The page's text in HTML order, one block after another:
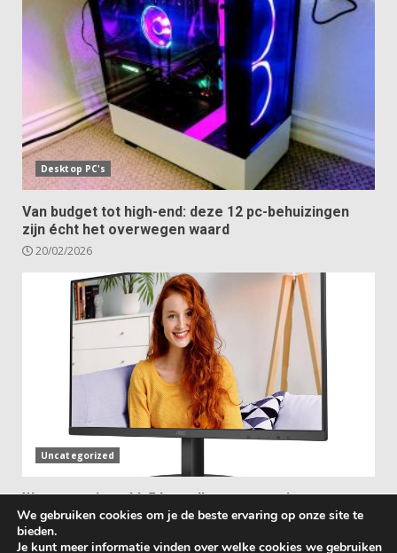
Desktop PC's
Van budget tot high-end: deze 12 pc-behuizingen
zijn écht het overwegen waard
20/02/2026
Uncategorized
Waar voor je geld: 5 betaalbare pc-monitoren met
ingebouwde luidsprekers
31/01/2026
We gebruiken cookies om je de beste ervaring op onze site te
bieden.
Je kunt meer informatie vinden over welke cookies we gebruiken